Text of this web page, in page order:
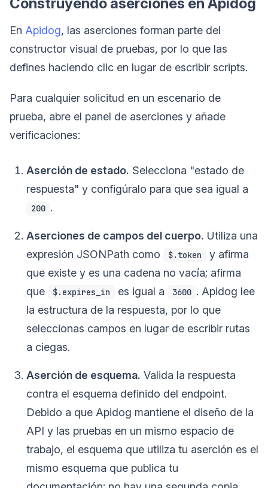
En Apidog, las aserciones forman parte del
constructor visual de pruebas, por lo que las
defines haciendo clic en lugar de escribir scripts.
Para cualquier solicitud en un escenario de
prueba, abre el panel de aserciones y añade
verificaciones:
Aserción de estado. Selecciona "estado de
respuesta" y configúralo para que sea igual a
200 .
Aserciones de campos del cuerpo. Utiliza una
expresión JSONPath como
$.token
y afirma
que existe y es una cadena no vacía; afirma
que
$.expires_in es igual a 3600 . Apidog lee
la estructura de la respuesta, por lo que
seleccionas campos en lugar de escribir rutas
a ciegas.
Aserción de esquema. Valida la respuesta
contra el esquema definido del endpoint.
Debido a que Apidog mantiene el diseño de la
API y las pruebas en un mismo espacio de
trabajo, el esquema que utiliza tu aserción es el
mismo esquema que publica tu